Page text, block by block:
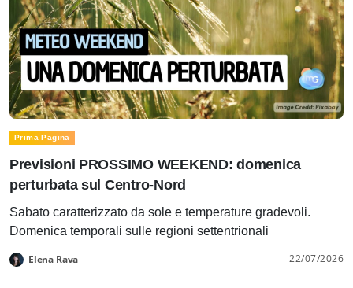
Prima Pagina
Previsioni PROSSIMO WEEKEND: domenica
perturbata sul Centro-Nord
Sabato caratterizzato da sole e temperature gradevoli.
Domenica temporali sulle regioni settentrionali
Elena Rava 22/07/2026